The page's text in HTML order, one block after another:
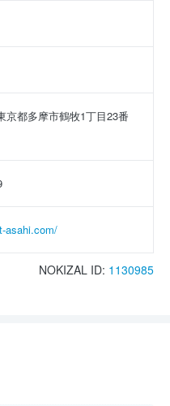
京都多摩市鶴牧1丁目23番
asahi.com/
NOKIZAL ID: 1130985